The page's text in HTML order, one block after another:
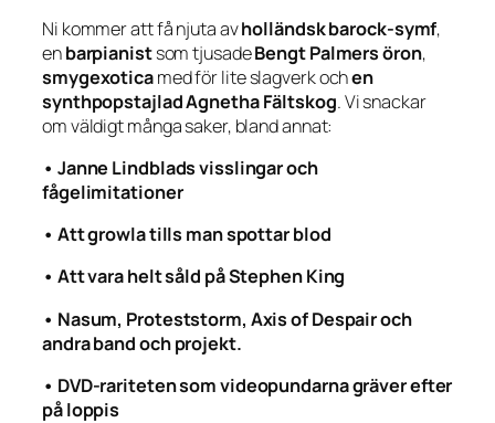
Ni kommer att få njuta avholländsk barock-symf,
enbarpianistsom tjusadeBengt Palmers öron,
smygexoticamed för lite slagverk ochen
synthpopstajlad Agnetha Fältskog. Vi snackar
om väldigt många saker, bland annat:
• Janne Lindblads visslingar och
fågelimitationer
• Att growla tills man spottar blod
• Att vara helt såld på Stephen King
• Nasum, Proteststorm, Axis of Despair och
andra band och projekt.
• DVD-rariteten som videopundarna gräver efter
på loppis